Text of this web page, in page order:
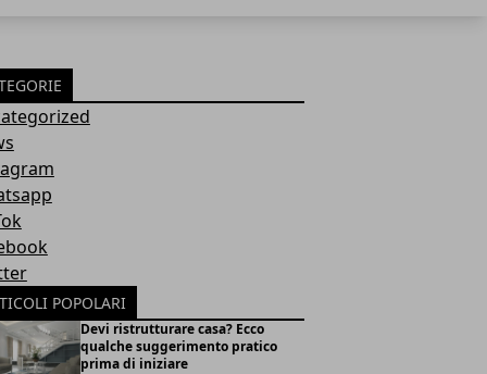
POPOLARI
Devi ristrutturare casa? Ecco
qualche suggerimento pratico
prima di iniziare